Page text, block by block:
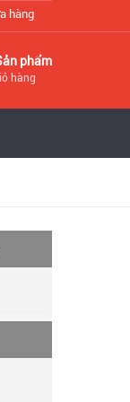
hàng
phẩm
hàng